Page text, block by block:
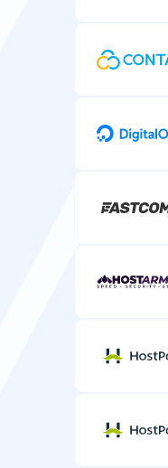
Telefonstøtte